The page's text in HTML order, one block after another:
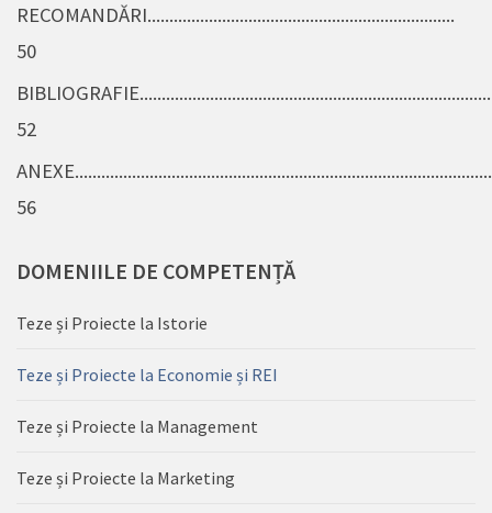
RECOMANDĂRI......................................................................
50
52
56
DOMENIILE DE COMPETENȚĂ
Teze și Proiecte la Istorie
Teze și Proiecte la Economie și REI
Teze și Proiecte la Management
Teze și Proiecte la Marketing